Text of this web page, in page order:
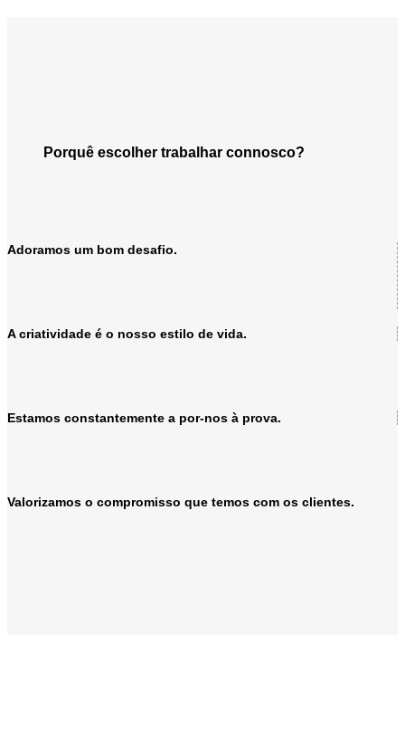
Porquê escolher trabalhar connosco?
Adoramos um bom desafio.
A criatividade é o nosso estilo de vida.
Estamos constantemente a por-nos à prova.
Valorizamos o compromisso que temos com os clientes.